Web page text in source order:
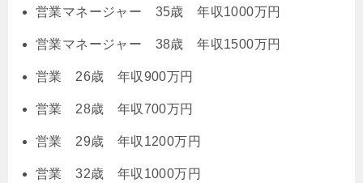
営業マネージャー 35歳 年収1000万円
営業マネージャー 38歳 年収1500万円
営業 26歳 年収900万円
営業 28歳 年収700万円
営業 29歳 年収1200万円
営業 32歳 年収1000万円